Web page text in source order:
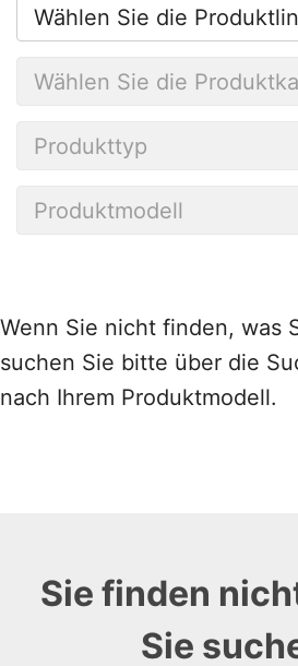
Wählen Sie die
Wählen Sie die
Produkttyp
Produktmodell
Wenn Sie nicht finden, was
suchen Sie bitte über die
nach Ihrem Produktmodell.
Sie finden
Sie